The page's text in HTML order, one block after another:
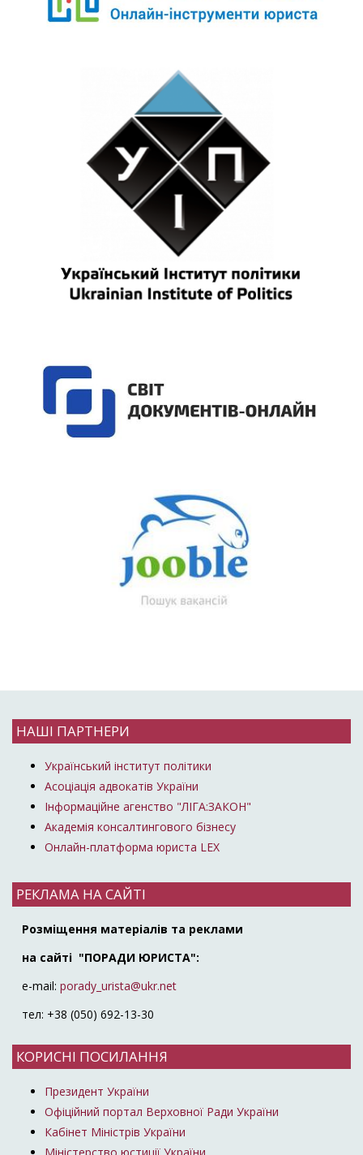
НАШІ ПАРТНЕРИ
Український інститут політики
Асоціація адвокатів України
Інформаційне агенство "ЛІГА:ЗАКОН"
Академія консалтингового бізнесу
Онлайн-платформа юриста LEX
РЕКЛАМА НА САЙТІ
Розміщення матеріалів та реклами
на сайті "ПОРАДИ ЮРИСТА":
e-mail: porady_urista@ukr.net
тел: +38 (050) 692-13-30
КОРИСНІ ПОСИЛАННЯ
Президент України
Офіційний портал Верховної Ради України
Кабінет Міністрів України
Міністерство юстиції України